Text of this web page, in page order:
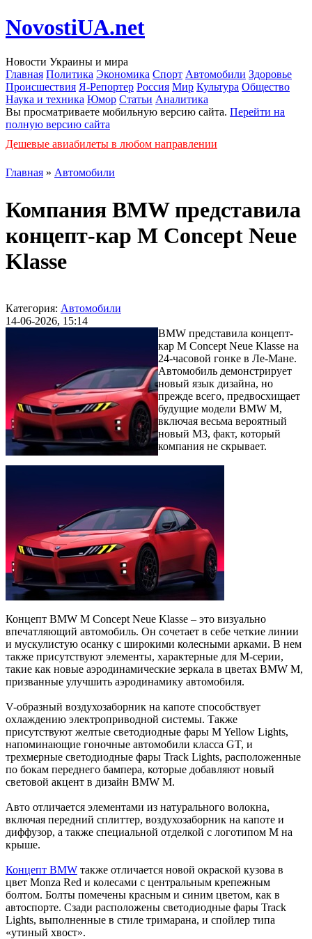
NovostiUA.net
Новости Украины и мира
Главная Политика Экономика Спорт Автомобили Здоровье
Происшествия Я-Репортер Россия Мир Культура Общество
Наука и техника Юмор Статьи Аналитика
Вы просматриваете мобильную версию сайта. Перейти на
полную версию сайта
Дешевые авиабилеты в любом направлении
Главная » Автомобили
Компания BMW представила
концепт-кар M Concept Neue
Klasse
Категория: Автомобили
14-06-2026, 15:14
BMW представила концепт-
кар M Concept Neue Klasse на
24-часовой гонке в Ле-Мане.
Автомобиль демонстрирует
новый язык дизайна, но
прежде всего, предвосхищает
будущие модели BMW M,
включая весьма вероятный
новый M3, факт, который
компания не скрывает.
Концепт BMW M Concept Neue Klasse – это визуально
впечатляющий автомобиль. Он сочетает в себе четкие линии
и мускулистую осанку с широкими колесными арками. В нем
также присутствуют элементы, характерные для M-серии,
такие как новые аэродинамические зеркала в цветах BMW M,
призванные улучшить аэродинамику автомобиля.
V-образный воздухозаборник на капоте способствует
охлаждению электроприводной системы. Также
присутствуют желтые светодиодные фары M Yellow Lights,
напоминающие гоночные автомобили класса GT, и
трехмерные светодиодные фары Track Lights, расположенные
по бокам переднего бампера, которые добавляют новый
световой акцент в дизайн BMW M.
Авто отличается элементами из натурального волокна,
включая передний сплиттер, воздухозаборник на капоте и
диффузор, а также специальной отделкой с логотипом M на
крыше.
Концепт BMW также отличается новой окраской кузова в
цвет Monza Red и колесами с центральным крепежным
болтом. Болты помечены красным и синим цветом, как в
автоспорте. Сзади расположены светодиодные фары Track
Lights, выполненные в стиле тримарана, и спойлер типа
«утиный хвост».